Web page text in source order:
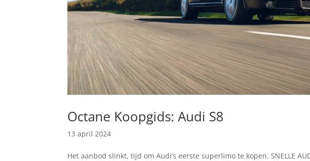
Octane Koopgids: Audi S8
13 april 2024
Het aanbod slinkt, tijd om Audi’s eerste superlimo te kopen. SNELLE